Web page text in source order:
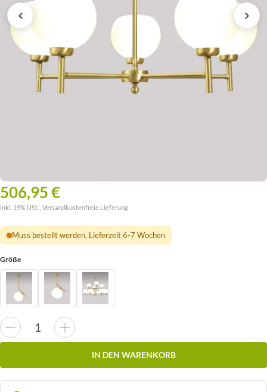
506,95 €
inkl. 19% USt. , Versandkostenfreie Lieferung
Muss bestellt werden, Lieferzeit 6-7 Wochen
Größe
IN DEN WARENKORB